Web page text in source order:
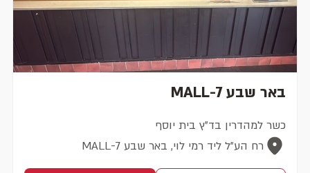
באר שבע MALL-7
כשר למהדרין בד"ץ בית יוסף
רח הע"ל ליד רמי לוי, באר שבע MALL-7